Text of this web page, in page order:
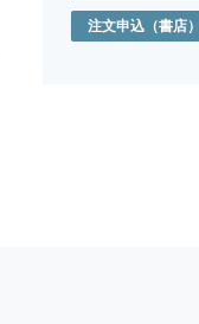
注文申込 （書店）